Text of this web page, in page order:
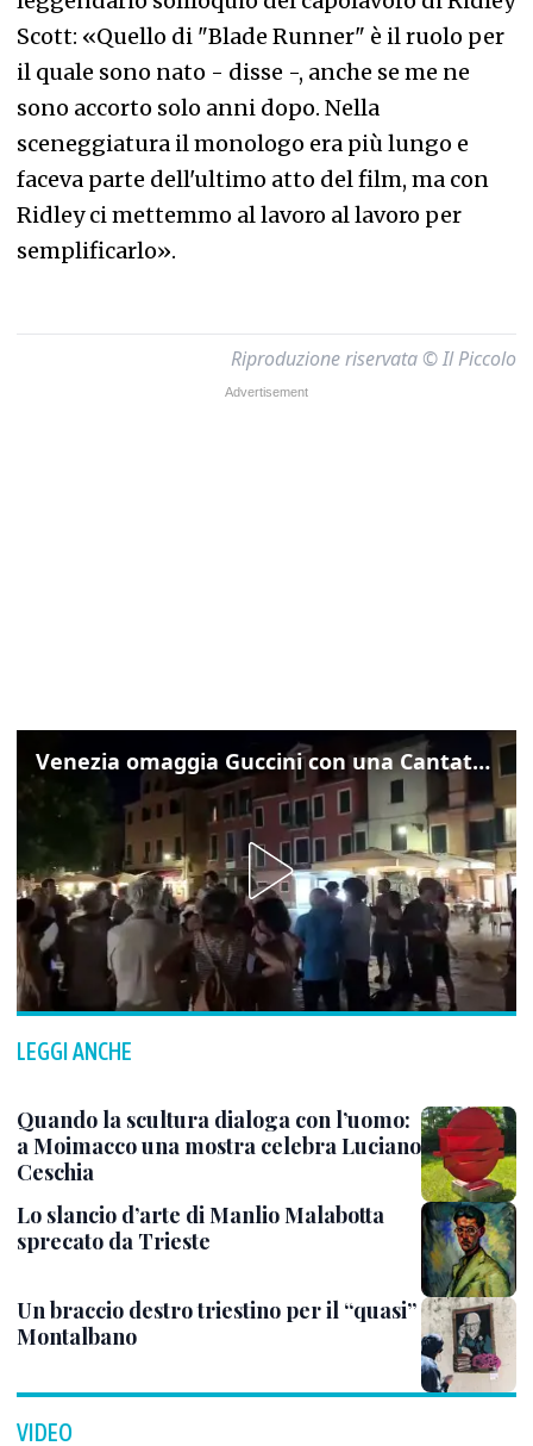
Scott: «Quello di "Blade Runner" è il ruolo per
il quale sono nato - disse -, anche se me ne
sono accorto solo anni dopo. Nella
sceneggiatura il monologo era più lungo e
faceva parte dell'ultimo atto del film, ma con
Ridley ci mettemmo al lavoro al lavoro per
semplificarlo».
Riproduzione riservata © Il Piccolo
Venezia omaggia Guccini con una Cantata Anarchica in campo Santa Margherita
LEGGI ANCHE
Quando la scultura dialoga con l’uomo:
a Moimacco una mostra celebra Luciano
Ceschia
Lo slancio d’arte di Manlio Malabotta
sprecato da Trieste
Un braccio destro triestino per il “quasi”
Montalbano
VIDEO